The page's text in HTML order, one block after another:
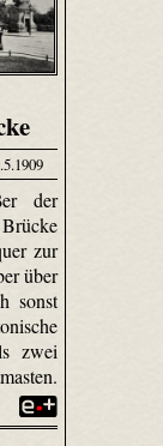
der
zur
über
sonst
zwei